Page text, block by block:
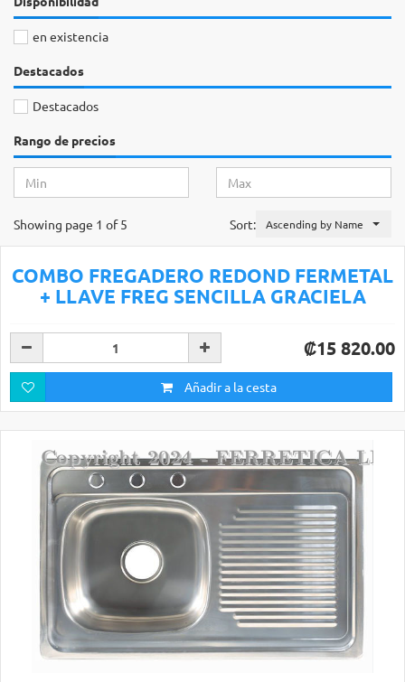
en existencia
Destacados
Destacados
Rango de precios
Sort: Ascending by Name
Showing page 1 of 5
COMBO FREGADERO REDOND FERMETAL
+ LLAVE FREG SENCILLA GRACIELA
₡15 820.00
Añadir a la cesta